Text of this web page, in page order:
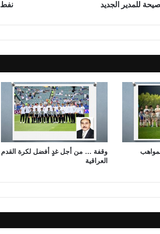
للمدير الجديد
ا
ا
خ
و
ا
ل
م
نفط
وقفة … من أجل غدٍ أفضل لكرة القدم
العراقية